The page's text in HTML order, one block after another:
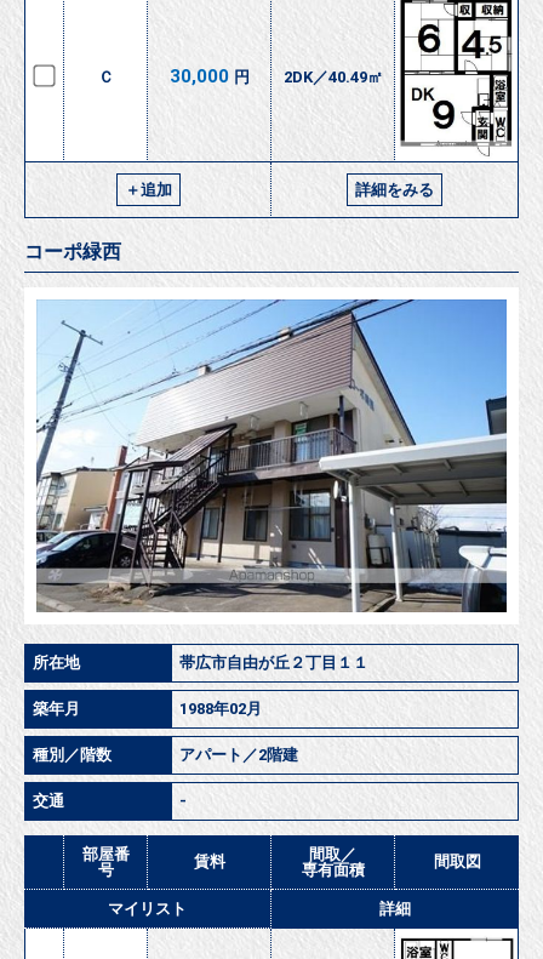
Ｃ 30,000 円 2DK／40.49㎡
＋追加 詳細をみる
コーポ緑西
所在地 帯広市自由が丘２丁目１１
築年月 1988年02月
種別／階数 アパート／2階建
交通 -
部屋番
号
賃料
間取／
専有面積
間取図
マイリスト 詳細